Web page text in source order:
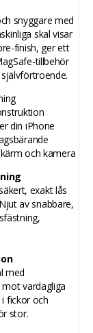
snyggare med
skal visar
finish, ger ett
tillbehör
din iPhone
och kamera
exakt lås
av snabbare,
med
vardagliga
fickor och
stor.